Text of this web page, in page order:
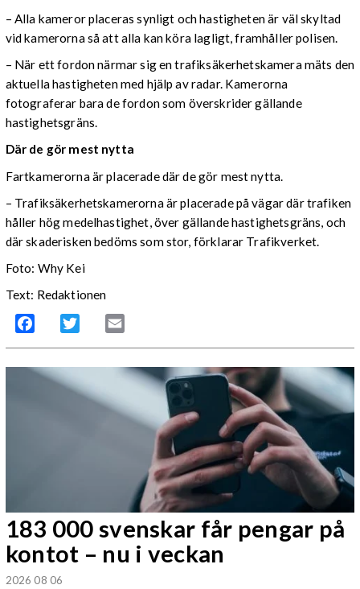
– Alla kameror placeras synligt och hastigheten är väl skyltad
vid kamerorna så att alla kan köra lagligt, framhåller polisen.
– När ett fordon närmar sig en trafiksäkerhetskamera mäts den
aktuella hastigheten med hjälp av radar. Kamerorna
fotograferar bara de fordon som överskrider gällande
hastighetsgräns.
Där de gör mest nytta
Fartkamerorna är placerade där de gör mest nytta.
– Trafiksäkerhetskamerorna är placerade på vägar där trafiken
håller hög medelhastighet, över gällande hastighetsgräns, och
där skaderisken bedöms som stor, förklarar Trafikverket.
Foto: Why Kei
Text: Redaktionen
Facebook Twitter
183 000 svenskar får pengar på
kontot – nu i veckan
2026 08 06